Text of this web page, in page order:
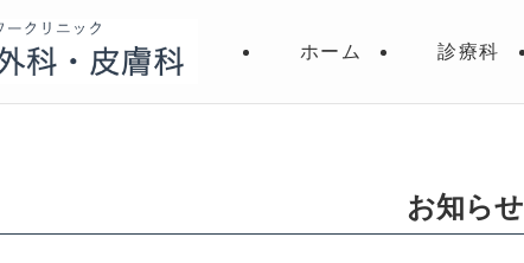
ホーム 診療科
お知らせ